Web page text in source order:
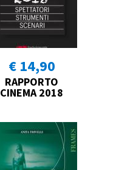
€ 14,90
RAPPORTO
CINEMA 2018